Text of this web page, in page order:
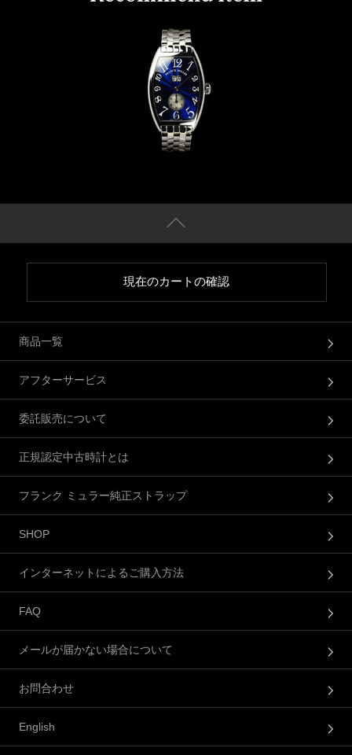
現在のカートの確認
商品一覧
アフターサービス
委託販売について
正規認定中古時計とは
フランク ミュラー純正ストラップ
SHOP
インターネットによるご購入方法
FAQ
メールが届かない場合について
お問合わせ
English